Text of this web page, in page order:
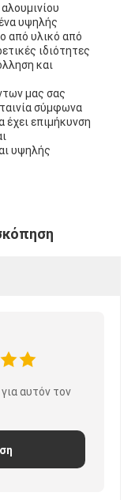
υψηλής
από υλικό από
ιδιότητες
και
μας σας
σύμφωνα
έχει επιμήκυνση
υψηλής
αυτόν τον